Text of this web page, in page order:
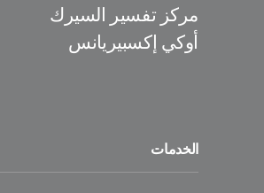
مركز تفسير السيرك
أوكي إكسبيريانس
الخدمات